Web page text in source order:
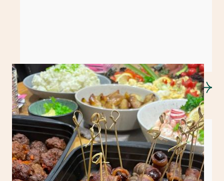
Koldtbord/tapas